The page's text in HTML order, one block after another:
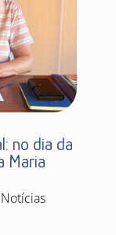
no dia da
Maria
Notícias